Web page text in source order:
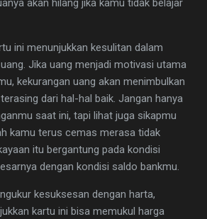
ini menunjukkan kesulitan dalam
Jika uang menjadi motivasi utama
kekurangan uang akan menimbulkan
dari hal-hal baik. Jangan hanya
saat ini, tapi lihat juga sikapmu
kamu terus cemas merasa tidak
itu bergantung pada kondisi
dengan kondisi saldo bankmu.
kesuksesan dengan harta,
kartu ini bisa memukul harga